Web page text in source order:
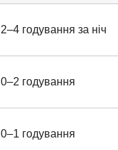
2–4 годування за ніч
0–2 годування
0–1 годування